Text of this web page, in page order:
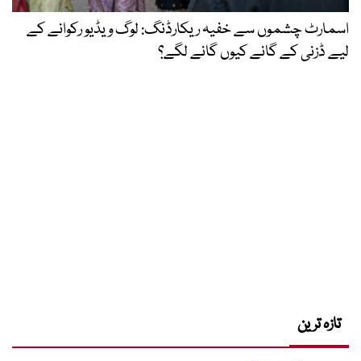
اسمارٹ چشموں سے خفیہ ریکارڈنگ: لوگ ویڈیو رکوانے کے
لیے ڈزنی کے گانے کیوں گانے لگے؟
تازہ ترین